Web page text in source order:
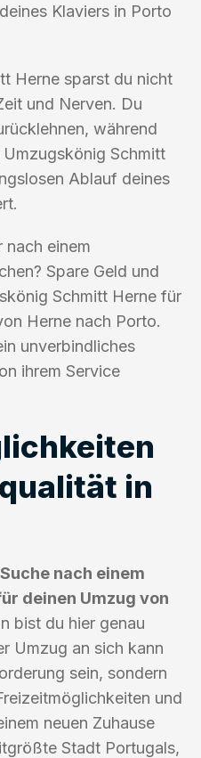
Klaviers in Porto
Herne sparst du nicht
und Nerven. Du
während
Schmitt
Ablauf deines
nach einem
Spare Geld und
Schmitt Herne für
Herne nach Porto.
unverbindliches
ihrem Service
in
nach einem
deinen Umzug von
bist du hier genau
Umzug an sich kann
sein, sondern
und
neuen Zuhause
Stadt Portugals,